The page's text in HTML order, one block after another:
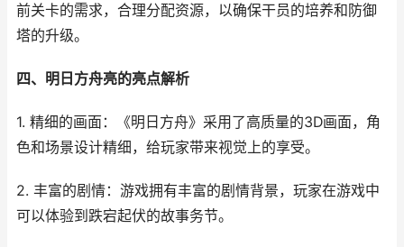
前关卡的需求，合理分配资源，以确保干员的培养和防御
塔的升级。
四、明日方舟亮的亮点解析
1. 精细的画面：《明日方舟》采用了高质量的3D画面，角
色和场景设计精细，给玩家带来视觉上的享受。
2. 丰富的剧情：游戏拥有丰富的剧情背景，玩家在游戏中
可以体验到跌宕起伏的故事务节。